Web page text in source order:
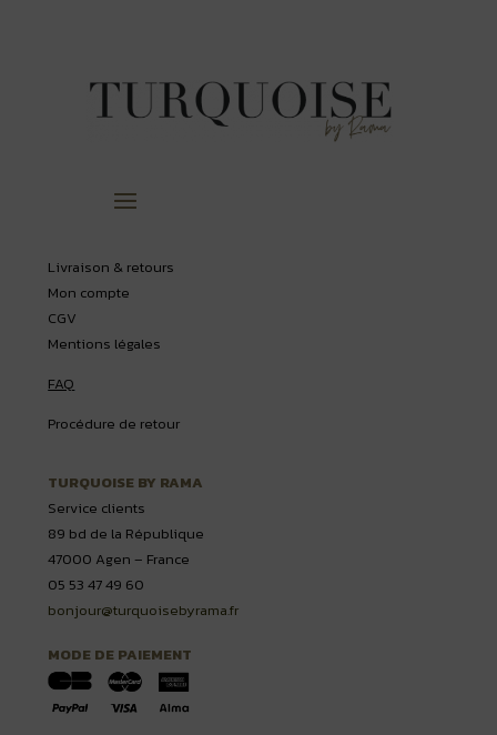
Livraison & retours
Mon compte
CGV
Mentions légales
FAQ
Procédure de retour
TURQUOISE BY RAMA
Service clients
89 bd de la République
47000 Agen – France
05 53 47 49 60
bonjour@turquoisebyrama.fr
MODE DE PAIEMENT